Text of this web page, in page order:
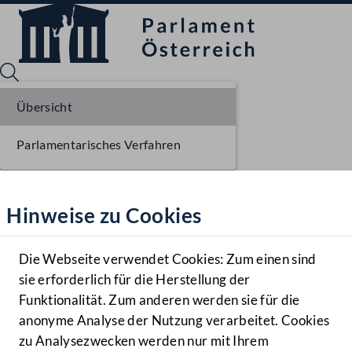
Hilfe
Benutzer
Navigationsmenü öffnen
MENÜ
Hinweise zu Cookies
Die Webseite verwendet Cookies: Zum einen sind
sie erforderlich für die Herstellung der
Funktionalität. Zum anderen werden sie für die
anonyme Analyse der Nutzung verarbeitet. Cookies
zu Analysezwecken werden nur mit Ihrem
Übersicht
Parlamentarisches Verfahren